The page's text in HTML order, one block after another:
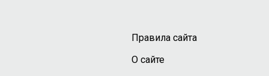
Правила сайта
О сайте